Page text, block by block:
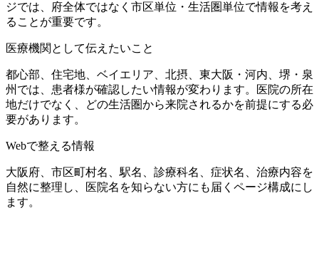
ジでは、府全体ではなく市区単位・生活圏単位で情報を考え
ることが重要です。
医療機関として伝えたいこと
都心部、住宅地、ベイエリア、北摂、東大阪・河内、堺・泉
州では、患者様が確認したい情報が変わります。医院の所在
地だけでなく、どの生活圏から来院されるかを前提にする必
要があります。
Webで整える情報
大阪府、市区町村名、駅名、診療科名、症状名、治療内容を
自然に整理し、医院名を知らない方にも届くページ構成にし
ます。